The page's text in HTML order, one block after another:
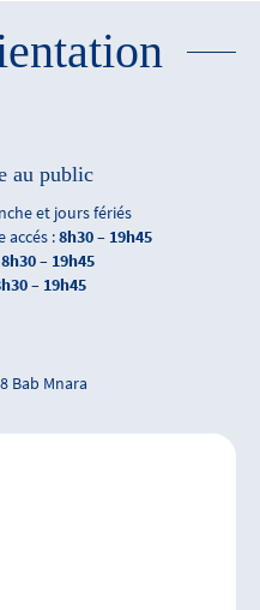
au public
et jours fériés
accés :8h30 – 19h45
8h30 – 19h45
– 19h45
Bab Mnara